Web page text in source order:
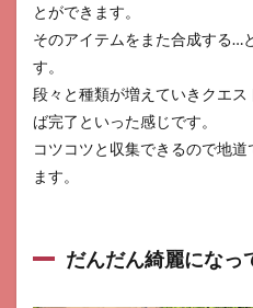
とができます。
そのアイテムをまた合成する…
す。
段々と種類が増えていきクエ
ば完了といった感じです。
コツコツと収集できるので地
ます。
だんだん綺麗になっ